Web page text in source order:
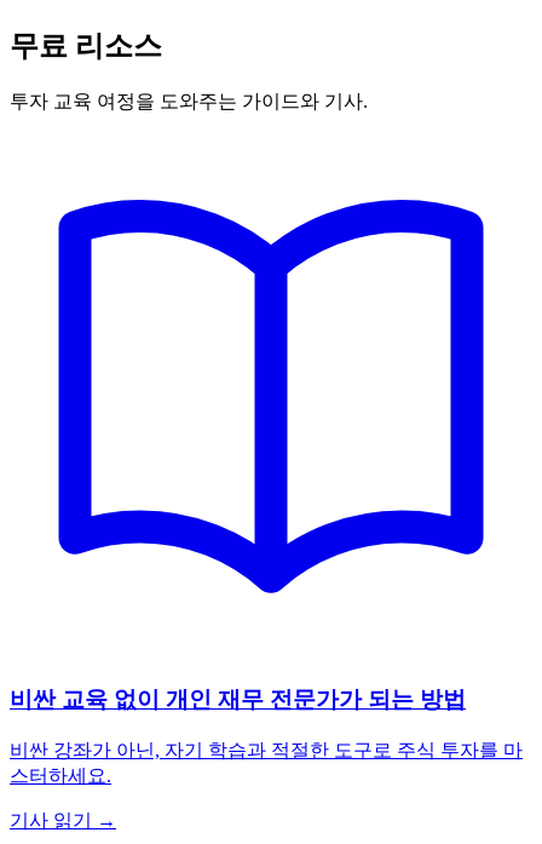
무료 리소스
투자 교육 여정을 도와주는 가이드와 기사.
비싼 교육 없이 개인 재무 전문가가 되는 방법
비싼 강좌가 아닌, 자기 학습과 적절한 도구로 주식 투자를 마
스터하세요.
기사 읽기 →